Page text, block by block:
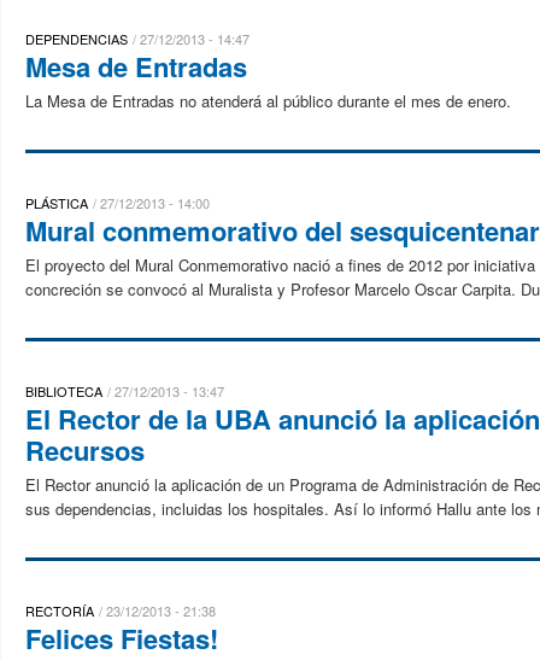
DEPENDENCIAS 27/12/2013 - 14:47
Mesa de Entradas
La Mesa de Entradas no atenderá al público durante el mes de enero.
PLÁSTICA 27/12/2013 - 14:00
Mural conmemorativo del
El proyecto del Mural Conmemorativo nació a fines de 2012 por
concreción se convocó al Muralista y Profesor Marcelo Oscar Carpita.
BIBLIOTECA 27/12/2013 - 13:47
El Rector de la UBA anunció la
Recursos
El Rector anunció la aplicación de un Programa de Administración de
sus dependencias, incluidas los hospitales. Así lo informó Hallu ante los
RECTORÍA 23/12/2013 - 21:38
Felices Fiestas!